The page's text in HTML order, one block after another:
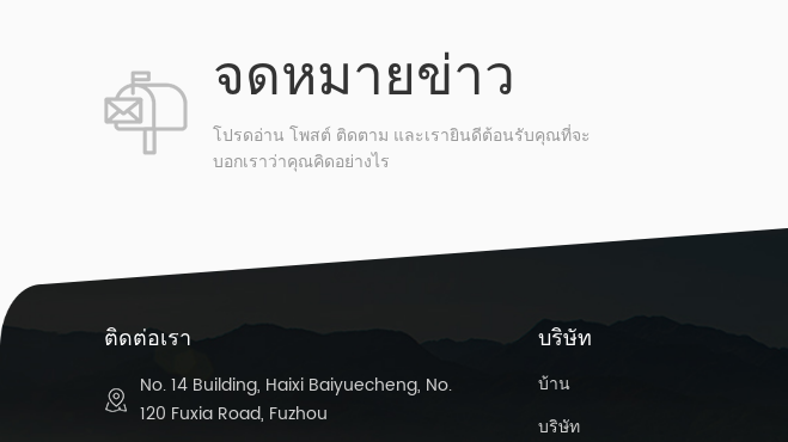
จดหมายข่าว
โปรดอ่าน โพสต์ ติดตาม และเรายินดีต้อนรับคุณที่จะ
บอกเราว่าคุณคิดอย่างไร
ติดต่อเรา
No. 14 Building, Haixi Baiyuecheng, No.
120 Fuxia Road, Fuzhou
บริษัท
บ้าน
บริษัท